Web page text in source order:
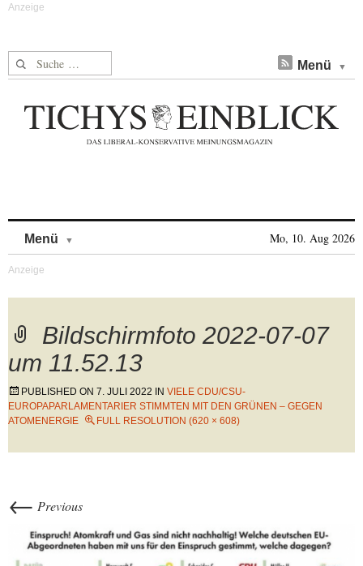
Suche nach: Menü
Menü Mo, 10. Aug 2026
Bildschirmfoto 2022-07-07
um 11.52.13
PUBLISHED ON 7. JULI 2022 IN VIELE CDU/CSU-
EUROPAPARLAMENTARIER STIMMTEN MIT DEN GRÜNEN – GEGEN
ATOMENERGIE
FULL RESOLUTION (620 × 608)
← Previous